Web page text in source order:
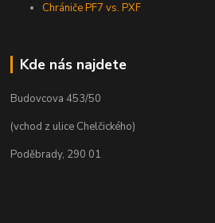
Chrániče PF7 vs. PXF
Kde nás najdete
Budovcova 453/50
(vchod z ulice Chelčického)
Poděbrady, 290 01